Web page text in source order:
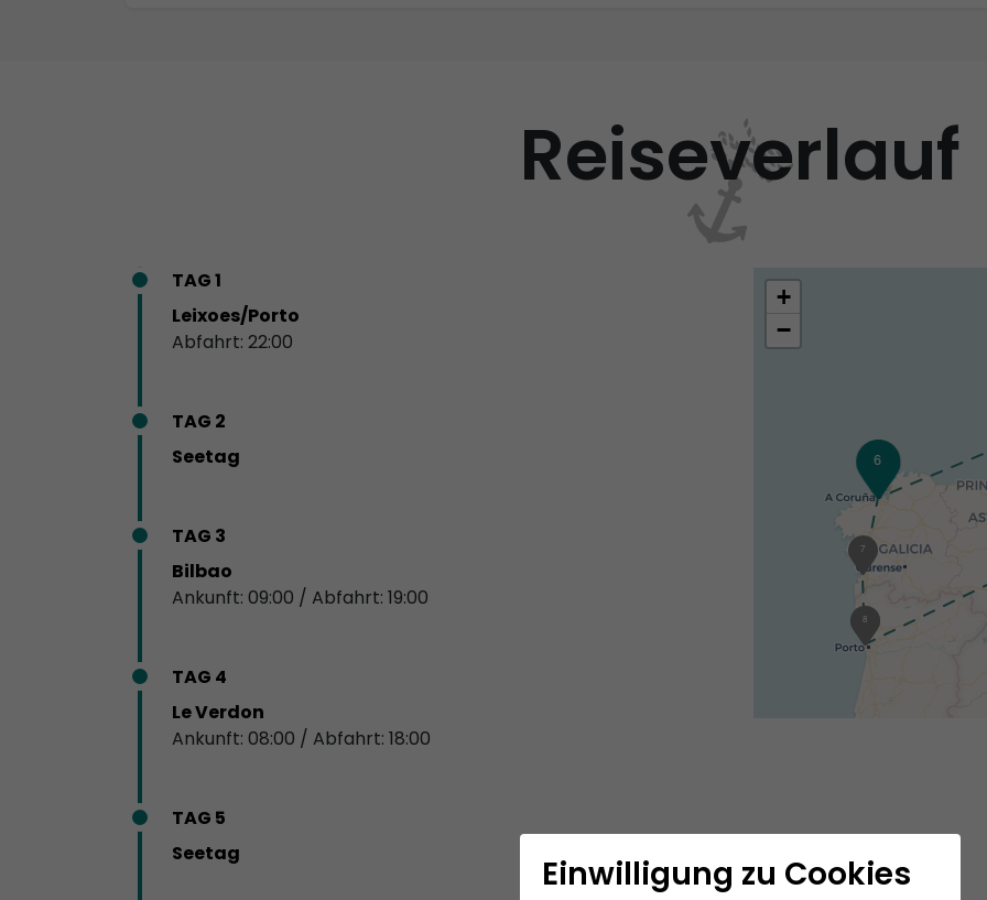
Reiseverlauf
1
6
7
8
+
−
TAG 1
Leixoes/Porto
Abfahrt: 22:00
TAG 2
Seetag
TAG 3
Bilbao
Ankunft: 09:00 / Abfahrt: 19:00
TAG 4
Le Verdon
Ankunft: 08:00 / Abfahrt: 18:00
TAG 5
Seetag
Einwilligung zu Cookies